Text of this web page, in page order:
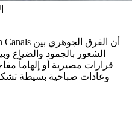
الشعور بالجمود والضياع
قرارات مصيرية أو إلهاماً
وعادات صباحية بسيطة تشكل